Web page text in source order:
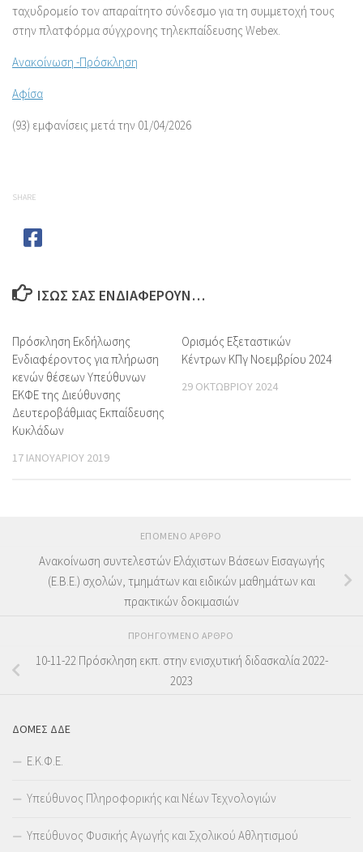
ταχυδρομείο τον απαραίτητο σύνδεσμο για τη συμμετοχή τους
στην πλατφόρμα σύγχρονης τηλεκπαίδευσης Webex.
Ανακοίνωση -Πρόσκληση
Αφίσα
(93) εμφανίσεις μετά την 01/04/2026
SHARE
ΊΣΩΣ ΣΑΣ ΕΝΔΙΑΦΈΡΟΥΝ…
Πρόσκληση Εκδήλωσης
Ενδιαφέροντος για πλήρωση
κενών θέσεων Υπεύθυνων
ΕΚΦΕ της Διεύθυνσης
Δευτεροβάθμιας Εκπαίδευσης
Κυκλάδων
17 ΙΑΝΟΥΑΡΊΟΥ 2019
Ορισμός Εξεταστικών
Κέντρων ΚΠγ Νοεμβρίου 2024
29 ΟΚΤΩΒΡΊΟΥ 2024
ΕΠΌΜΕΝΟ ΆΡΘΡΟ
Ανακοίνωση συντελεστών Ελάχιστων Βάσεων Εισαγωγής
(Ε.Β.Ε.) σχολών, τμημάτων και ειδικών μαθημάτων και
πρακτικών δοκιμασιών
ΠΡΟΗΓΟΎΜΕΝΟ ΆΡΘΡΟ
10-11-22 Πρόσκληση εκπ. στην ενισχυτική διδασκαλία 2022-
2023
ΔΟΜΕΣ ΔΔΕ
Ε.Κ.Φ.Ε.
Υπεύθυνος Πληροφορικής και Νέων Τεχνολογιών
Υπεύθυνος Φυσικής Αγωγής και Σχολικού Αθλητισμού